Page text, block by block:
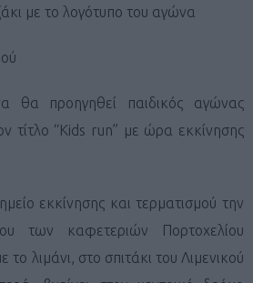
με το λογότυπο του αγώνα
θα προηγηθεί παιδικός αγώνας
τίτλο “Kids run” με ώρα εκκίνησης
εκκίνησης και τερματισμού την
των καφετεριών Πορτοχελίου
το λιμάνι, στο σπιτάκι του Λιμενικού